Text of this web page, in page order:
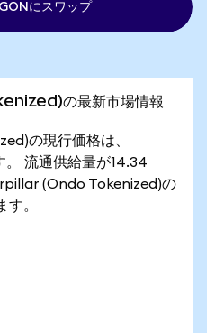
にスワップ
の最新市場情報
の現行価格は、
。 流通供給量が14.34
(Ondo Tokenized)の
す。